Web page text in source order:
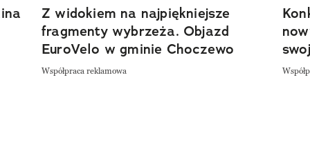
Z widokiem na najpiękniejsze
fragmenty wybrzeża. Objazd
EuroVelo w gminie Choczewo
Współpraca reklamowa